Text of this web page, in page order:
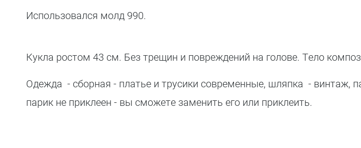
Использовался молд 990.
Кукла ростом 43 см. Без трещин и повреждений на голове. Тело
Одежда - сборная - платье и трусики современные, шляпка - винтаж,
парик не приклеен - вы сможете заменить его или приклеить.